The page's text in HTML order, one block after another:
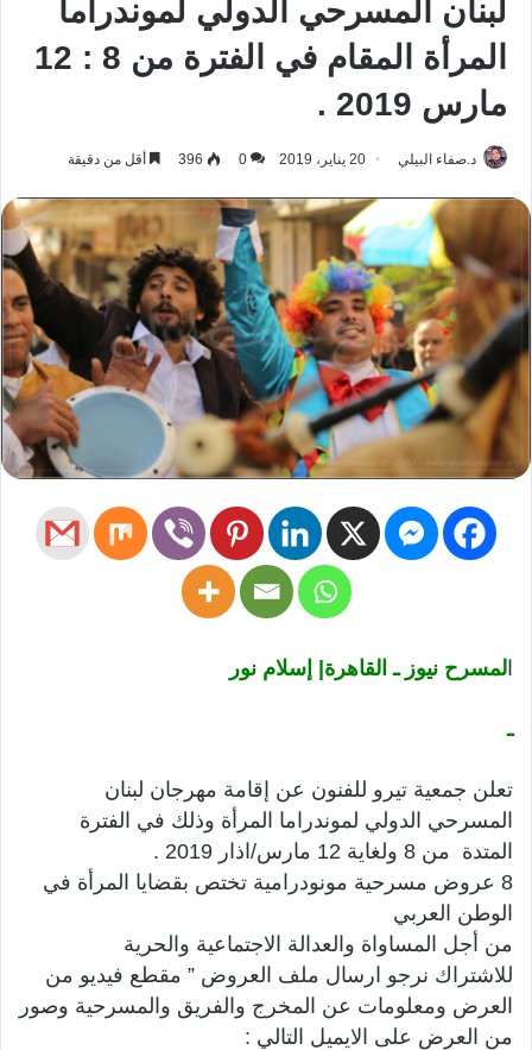
لبنان المسرحي الدولي لموندراما
المرأة المقام في الفترة من 8 : 12
مارس 2019 .
د.صفاء البيلي 20 يناير، 2019 0
396 أقل من دقيقة
المسرح نيوز ـ القاهرة| إسلام نور
ـ
تعلن جمعية تيرو للفنون عن إقامة مهرجان لبنان
المسرحي الدولي لموندراما المرأة وذلك في الفترة
المتدة من 8 ولغاية 12 مارس/اذار 2019 .
8 عروض مسرحية مونودرامية تختص بقضايا المرأة في
الوطن العربي
من أجل المساواة والعدالة الاجتماعية والحرية
للاشتراك نرجو ارسال ملف العروض ” مقطع فيديو من
العرض ومعلومات عن المخرج والفريق والمسرحية وصور
من العرض على الايميل التالي :